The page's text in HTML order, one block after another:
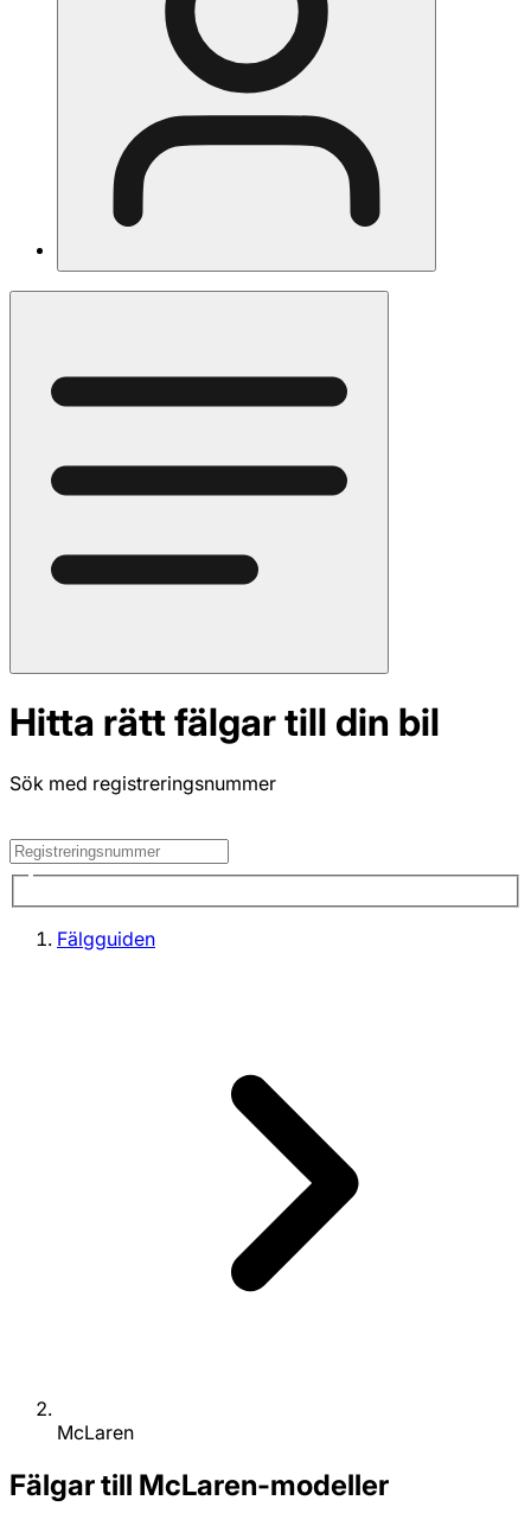
Hitta rätt fälgar till din bil
Sök med registreringsnummer
Fälgguiden
McLaren
Fälgar till McLaren-modeller